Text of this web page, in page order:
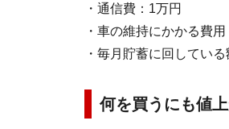
・通信費：1万円
・車の維持にかかる費
・毎月貯蓄に回している
何を買うにも値